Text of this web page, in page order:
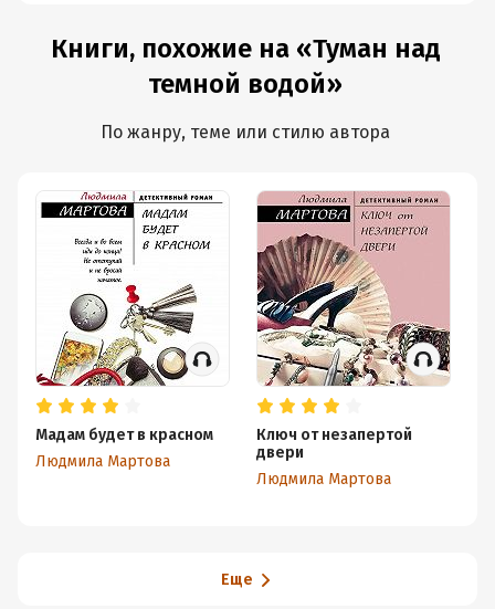
Книги, похожие на «Туман над
темной водой»
По жанру, теме или стилю автора
Мадам будет в красном
Людмила Мартова
Ключ от незапертой
двери
Людмила Мартова
Еще